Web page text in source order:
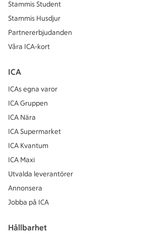
Stammis Student
Stammis Husdjur
Partnererbjudanden
Våra ICA-kort
ICA
ICAs egna varor
ICA Gruppen
ICA Nära
ICA Supermarket
ICA Kvantum
ICA Maxi
Utvalda leverantörer
Annonsera
Jobba på ICA
Hållbarhet